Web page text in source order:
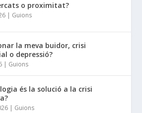
o proximitat?
Guions
la meva buidor, crisi
o depressió?
Guions
és la solució a la crisi
Guions